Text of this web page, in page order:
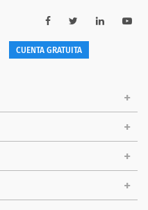
CUENTA GRATUITA